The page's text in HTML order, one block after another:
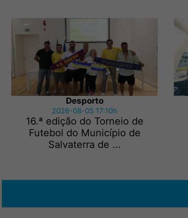
Desporto
2026-08-05 17:10h
16.ª edição do Torneio de
Futebol do Município de
Salvaterra de ...